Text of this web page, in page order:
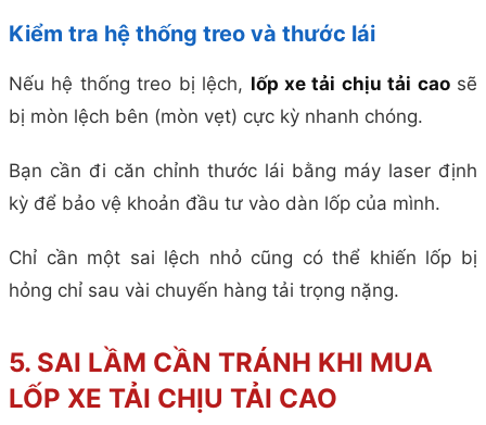
Kiểm tra hệ thống treo và thước lái
Nếu hệ thống treo bị lệch, lốp xe tải chịu tải caosẽ
bị mòn lệch bên (mòn vẹt) cực kỳ nhanh chóng.
Bạn cần đi căn chỉnh thước lái bằng máy laser định
kỳ để bảo vệ khoản đầu tư vào dàn lốp của mình.
Chỉ cần một sai lệch nhỏ cũng có thể khiến lốp bị
hỏng chỉ sau vài chuyến hàng tải trọng nặng.
5. SAI LẦM CẦN TRÁNH KHI MUA
LỐP XE TẢI CHỊU TẢI CAO